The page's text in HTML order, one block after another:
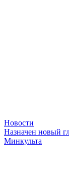
Новости
Назначен новый
Минкульта